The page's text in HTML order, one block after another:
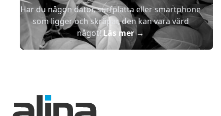
Har du någon dator, surfplatta eller smartphone
som ligger och skräpar, den kan vara värd
något!Läs mer→